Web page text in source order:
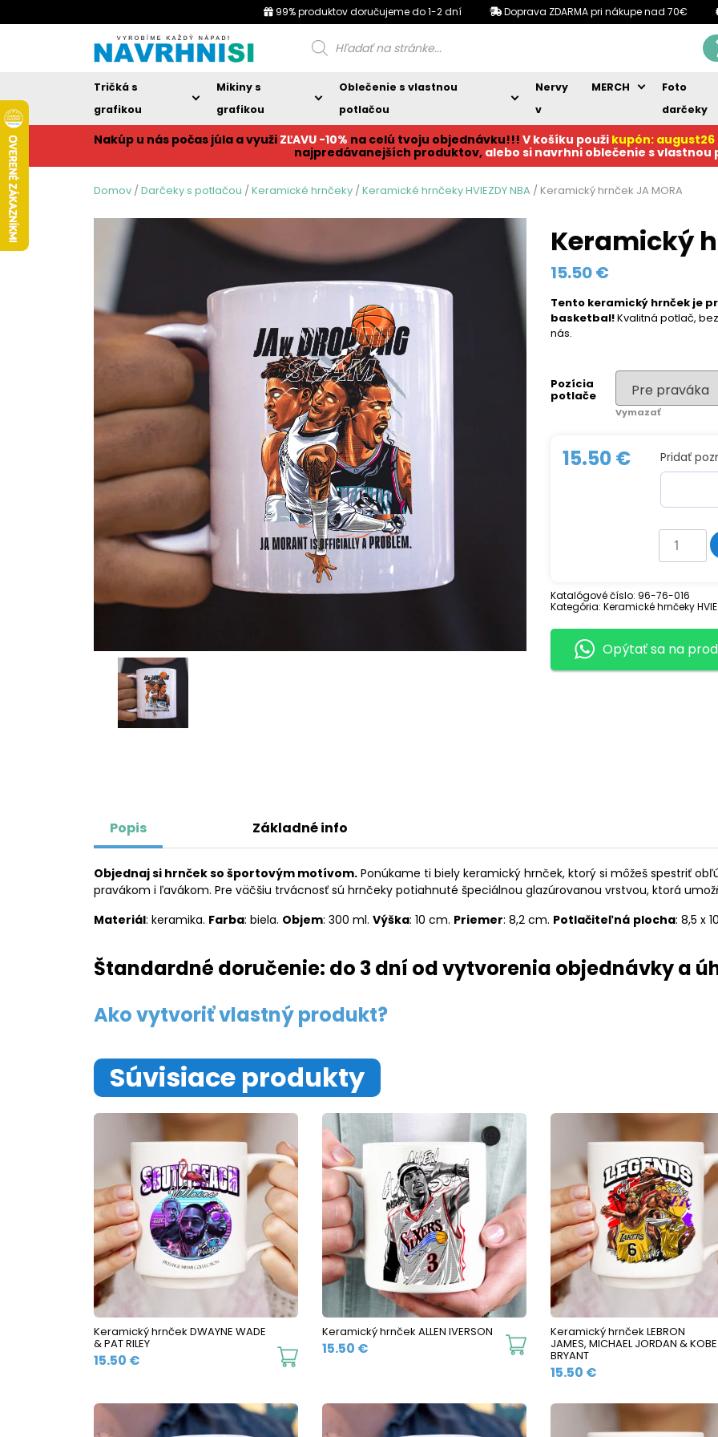
99% produktov doručujeme do 1-2 dní Doprava ZDARMA pri nákupe nad 70€
Products
search
Tričká s
grafikou
Mikiny s
grafikou
Oblečenie s vlastnou
potlačou
Nervy
v
MERCH
Foto
darčeky
Nakúp u nás počas júla a využi ZĽAVU -10% na celú tvoju objednávku!!! V košíku použi kupón: august26
najpredávanejších produktov, alebo si navrhni oblečenie s vlastnou
Domov /Darčeky s potlačou /Keramické hrnčeky /Keramické hrnčeky HVIEZDY NBA / Keramický hrnček JA MORA
Keramický
15.50€
Tento keramický hrnček je
basketbal!Kvalitná potlač,
nás.
Pozícia
potlače
Vymazať
15.50€ Pridať
množstvo
Keramický
hrnček
MORA
Katalógové číslo: 96-76-016
Kategória: Keramické hrnčeky
Opýtať sa na
Popis Základné info
Objednaj si hrnček so športovým motívom. Ponúkame ti biely keramický hrnček, ktorý si môžeš spestriť
pravákom i ľavákom. Pre väčšiu trvácnosť sú hrnčeky potiahnuté špeciálnou glazúrovanou vrstvou, ktorá
Materiál: keramika. Farba: biela. Objem: 300 ml. Výška: 10 cm. Priemer: 8,2 cm. Potlačiteľná plocha: 8,5 x
Štandardné doručenie: do 3 dní od vytvorenia objednávky a
Ako vytvoriť vlastný produkt?
Súvisiace produkty
Keramický hrnček DWAYNE WADE
& PAT RILEY
15.50 €
This
has
multiple
Keramický hrnček ALLEN IVERSON
15.50 €
This
product
multiple
Keramický hrnček LEBRON
JAMES, MICHAEL JORDAN & KOBE
BRYANT
15.50 €